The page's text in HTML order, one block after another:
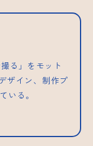
る」をモット
ザイン、制作プ
いる。